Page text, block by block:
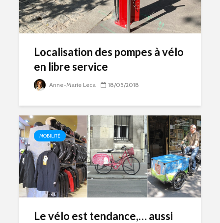
Localisation des pompes à vélo
en libre service
Anne-Marie Leca 18/05/2018
MOBILITÉ
Le vélo est tendance,… aussi